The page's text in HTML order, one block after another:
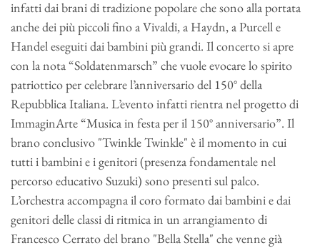
infatti dai brani di tradizione popolare che sono alla portata
anche dei più piccoli fino a Vivaldi, a Haydn, a Purcell e
Handel eseguiti dai bambini più grandi. Il concerto si apre
con la nota “Soldatenmarsch” che vuole evocare lo spirito
patriottico per celebrare l’anniversario del 150° della
Repubblica Italiana. L’evento infatti rientra nel progetto di
ImmaginArte “Musica in festa per il 150° anniversario”. Il
brano conclusivo "Twinkle Twinkle" è il momento in cui
tutti i bambini e i genitori (presenza fondamentale nel
percorso educativo Suzuki) sono presenti sul palco.
L’orchestra accompagna il coro formato dai bambini e dai
genitori delle classi di ritmica in un arrangiamento di
Francesco Cerrato del brano "Bella Stella" che venne già